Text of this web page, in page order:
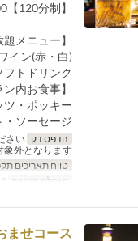
【120分制】17：30～22：00
【飲み放題メニュー】
イン(赤・白)
フトドリンク
【プラン内お食事】
ツ・ポッキー
・ソーセージ
הדפס דק
外となります。
טווח תאריכים
מגבלת הזמנה
ませコース